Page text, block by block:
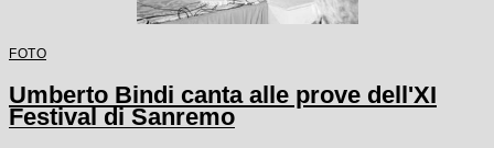
FOTO
Umberto Bindi canta alle prove dell'XI
Festival di Sanremo